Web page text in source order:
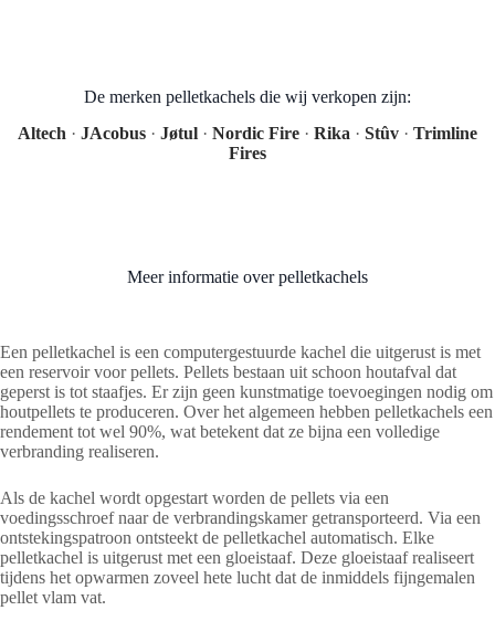
De merken pelletkachels die wij verkopen zijn:
Altech · JAcobus · Jøtul · Nordic Fire · Rika · Stûv · Trimline
Fires
Meer informatie over pelletkachels
Een pelletkachel is een computergestuurde kachel die uitgerust is met
een reservoir voor pellets. Pellets bestaan uit schoon houtafval dat
geperst is tot staafjes. Er zijn geen kunstmatige toevoegingen nodig om
houtpellets te produceren. Over het algemeen hebben pelletkachels een
rendement tot wel 90%, wat betekent dat ze bijna een volledige
verbranding realiseren.
Als de kachel wordt opgestart worden de pellets via een
voedingsschroef naar de verbrandingskamer getransporteerd. Via een
ontstekingspatroon ontsteekt de pelletkachel automatisch. Elke
pelletkachel is uitgerust met een gloeistaaf. Deze gloeistaaf realiseert
tijdens het opwarmen zoveel hete lucht dat de inmiddels fijngemalen
pellet vlam vat.